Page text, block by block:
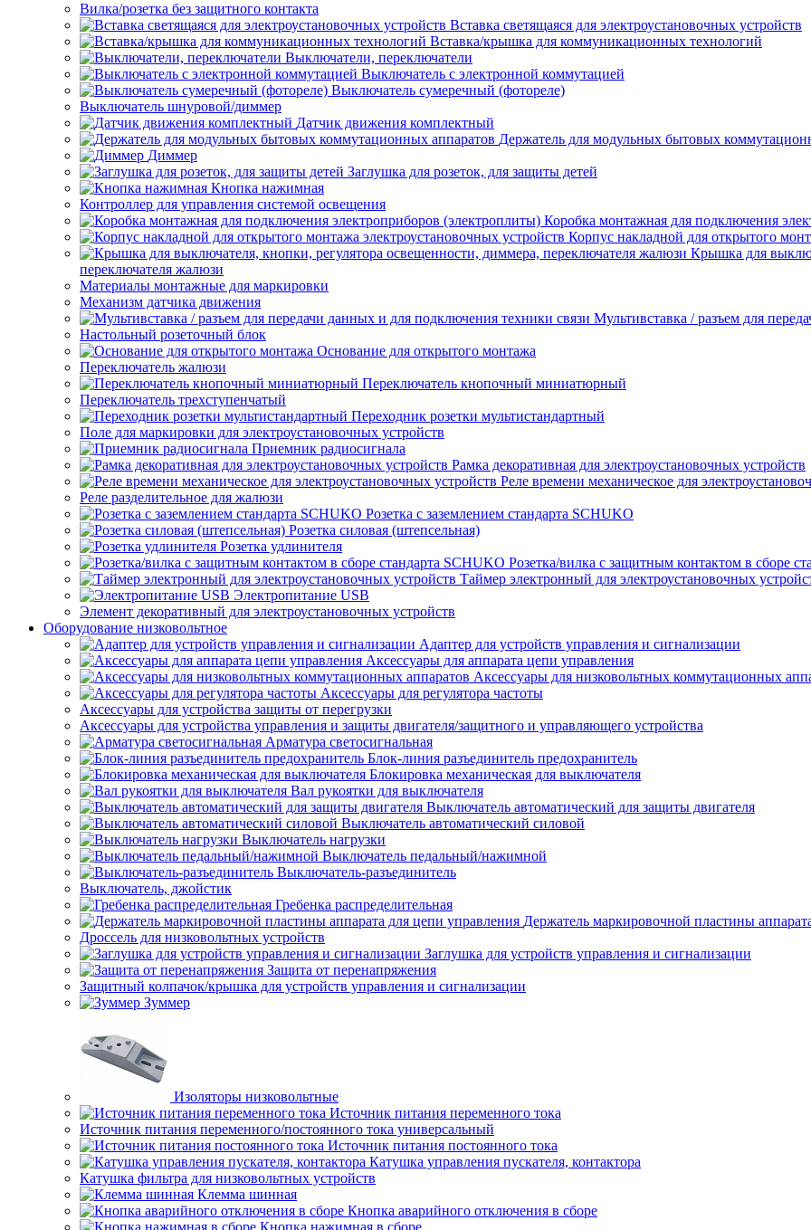
Вилка/розетка без защитного контакта
Вставка светящаяся для электроустановочных устройств
Вставка/крышка для коммуникационных технологий
Выключатели, переключатели
Выключатель с электронной коммутацией
Выключатель сумеречный (фотореле)
Выключатель шнуровой/диммер
Датчик движения комплектный
Держатель для модульных бытовых
Диммер
Заглушка для розеток, для защиты детей
Кнопка нажимная
Контроллер для управления системой освещения
Коробка монтажная для подключения
Корпус накладной для открытого
Крышка для
переключателя жалюзи
Материалы монтажные для маркировки
Механизм датчика движения
Мультивставка / разъем для
Настольный розеточный блок
Основание для открытого монтажа
Переключатель жалюзи
Переключатель кнопочный миниатюрный
Переключатель трехступенчатый
Переходник розетки мультистандартный
Поле для маркировки для электроустановочных устройств
Приемник радиосигнала
Рамка декоративная для электроустановочных устройств
Реле времени механическое для
Реле разделительное для жалюзи
Розетка с заземлением стандарта SCHUKO
Розетка силовая (штепсельная)
Розетка удлинителя
Розетка/вилка с защитным контактом в сборе
Таймер электронный для электроустановочных
Электропитание USB
Элемент декоративный для электроустановочных устройств
Оборудование низковольтное
Адаптер для устройств управления и сигнализации
Аксессуары для аппарата цепи управления
Аксессуары для низковольтных коммутационных
Аксессуары для регулятора частоты
Аксессуары для устройства защиты от перегрузки
Аксессуары для устройства управления и защиты двигателя/защитного и управляющего устройства
Арматура светосигнальная
Блок-линия разъединитель предохранитель
Блокировка механическая для выключателя
Вал рукоятки для выключателя
Выключатель автоматический для защиты двигателя
Выключатель автоматический силовой
Выключатель нагрузки
Выключатель педальный/нажимной
Выключатель-разъединитель
Выключатель, джойстик
Гребенка распределительная
Держатель маркировочной пластины
Дроссель для низковольтных устройств
Заглушка для устройств управления и сигнализации
Защита от перенапряжения
Защитный колпачок/крышка для устройств управления и сигнализации
Зуммер
Изоляторы низковольтные
Источник питания переменного тока
Источник питания переменного/постоянного тока универсальный
Источник питания постоянного тока
Катушка управления пускателя, контактора
Катушка фильтра для низковольтных устройств
Клемма шинная
Кнопка аварийного отключения в сборе
Кнопка нажимная в сборе